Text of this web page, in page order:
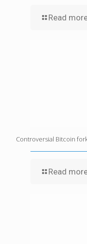
Read
Controversial Bitcoin
Read